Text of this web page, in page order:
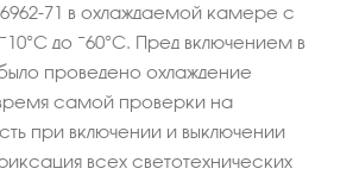
71 в охлаждаемой камере с
до −60°С. Пред включением в
проведено охлаждение
самой проверки на
при включении и выключении
всех светотехнических